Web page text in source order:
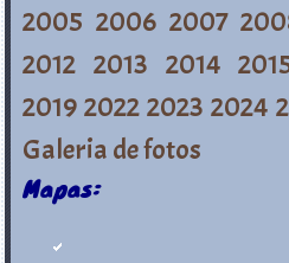
2005 2006 2007
2012 2013 2014
2019 2022 2023 2024
Galeria de fotos
Mapas: